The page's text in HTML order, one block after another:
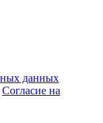
данных
Согласие на